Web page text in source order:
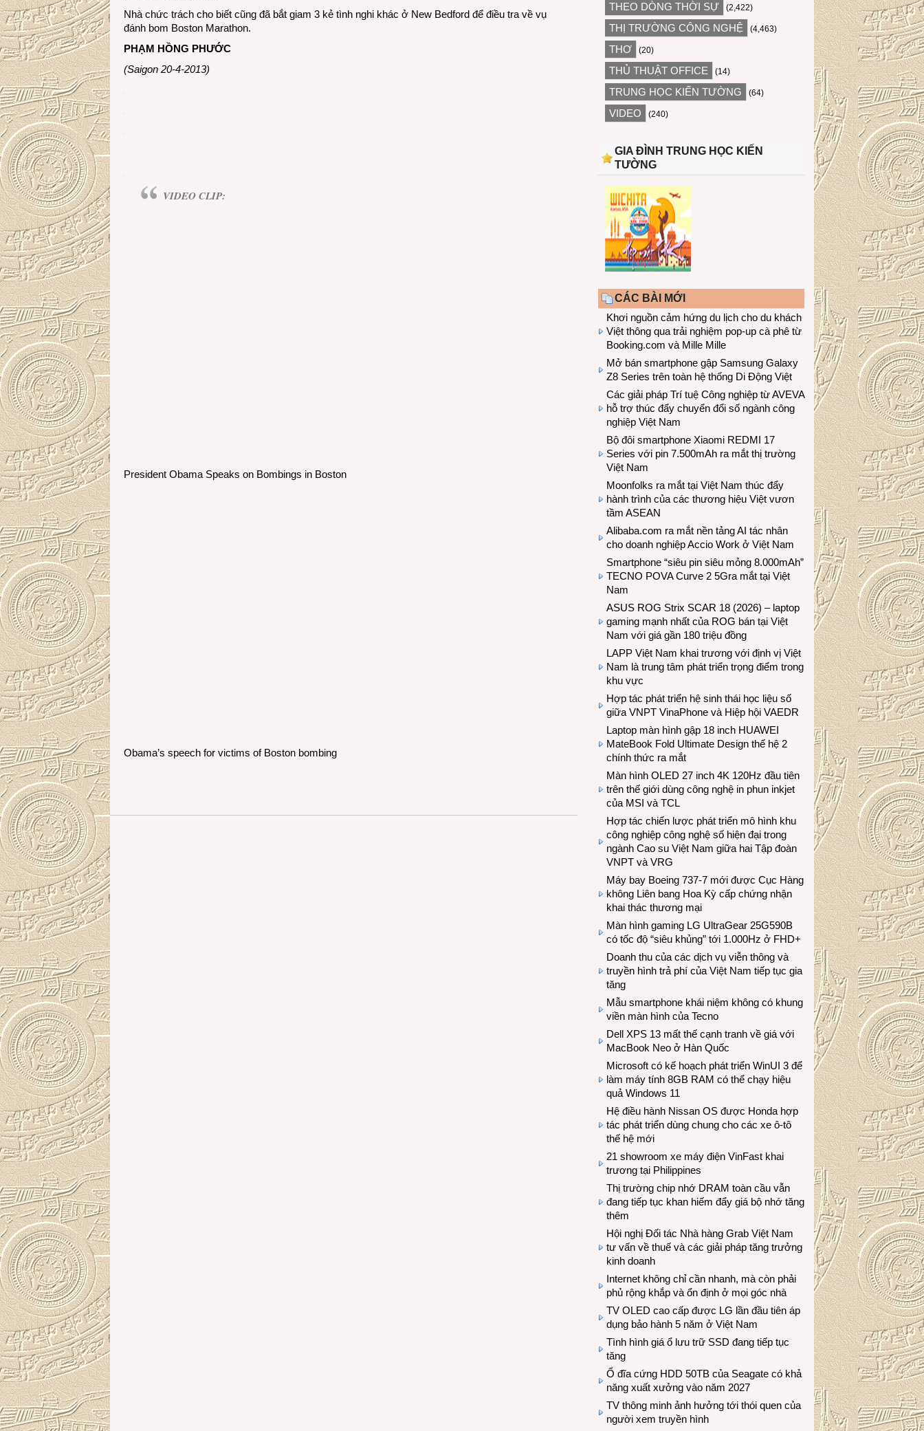
Nhà chức trách cho biết cũng đã bắt giam 3 kẻ tình nghi khác ở New Bedford để điều tra về vụ
đánh bom Boston Marathon.
PHẠM HỒNG PHƯỚC
(Saigon 20-4-2013)
VIDEO CLIP:
President Obama Speaks on Bombings in Boston
Obama’s speech for victims of Boston bombing
THEO DÒNG THỜI SỰ (2,422)
THỊ TRƯỜNG CÔNG NGHỆ (4,463)
THƠ (20)
THỦ THUẬT OFFICE (14)
TRUNG HỌC KIẾN TƯỜNG (64)
VIDEO (240)
GIA ĐÌNH TRUNG HỌC KIẾN
TƯỜNG
CÁC BÀI MỚI
Khơi nguồn cảm hứng du lịch cho du khách
Việt thông qua trải nghiệm pop-up cà phê từ
Booking.com và Mille Mille
Mở bán smartphone gập Samsung Galaxy
Z8 Series trên toàn hệ thống Di Động Việt
Các giải pháp Trí tuệ Công nghiệp từ AVEVA
hỗ trợ thúc đẩy chuyển đổi số ngành công
nghiệp Việt Nam
Bộ đôi smartphone Xiaomi REDMI 17
Series với pin 7.500mAh ra mắt thị trường
Việt Nam
Moonfolks ra mắt tại Việt Nam thúc đẩy
hành trình của các thương hiệu Việt vươn
tầm ASEAN
Alibaba.com ra mắt nền tảng AI tác nhân
cho doanh nghiệp Accio Work ở Việt Nam
Smartphone “siêu pin siêu mỏng 8.000mAh”
TECNO POVA Curve 2 5Gra mắt tại Việt
Nam
ASUS ROG Strix SCAR 18 (2026) – laptop
gaming mạnh nhất của ROG bán tại Việt
Nam với giá gần 180 triệu đồng
LAPP Việt Nam khai trương với định vị Việt
Nam là trung tâm phát triển trọng điểm trong
khu vực
Hợp tác phát triển hệ sinh thái học liệu số
giữa VNPT VinaPhone và Hiệp hội VAEDR
Laptop màn hình gập 18 inch HUAWEI
MateBook Fold Ultimate Design thế hệ 2
chính thức ra mắt
Màn hình OLED 27 inch 4K 120Hz đầu tiên
trên thế giới dùng công nghệ in phun inkjet
của MSI và TCL
Hợp tác chiến lược phát triển mô hình khu
công nghiệp công nghệ số hiện đại trong
ngành Cao su Việt Nam giữa hai Tập đoàn
VNPT và VRG
Máy bay Boeing 737-7 mới được Cục Hàng
không Liên bang Hoa Kỳ cấp chứng nhận
khai thác thương mại
Màn hình gaming LG UltraGear 25G590B
có tốc độ “siêu khủng” tới 1.000Hz ở FHD+
Doanh thu của các dịch vụ viễn thông và
truyền hình trả phí của Việt Nam tiếp tục gia
tăng
Mẫu smartphone khái niệm không có khung
viền màn hình của Tecno
Dell XPS 13 mất thế cạnh tranh về giá với
MacBook Neo ở Hàn Quốc
Microsoft có kế hoạch phát triển WinUI 3 để
làm máy tính 8GB RAM có thể chạy hiệu
quả Windows 11
Hệ điều hành Nissan OS được Honda hợp
tác phát triển dùng chung cho các xe ô-tô
thế hệ mới
21 showroom xe máy điện VinFast khai
trương tại Philippines
Thị trường chip nhớ DRAM toàn cầu vẫn
đang tiếp tục khan hiếm đẩy giá bộ nhớ tăng
thêm
Hội nghị Đối tác Nhà hàng Grab Việt Nam
tư vấn về thuế và các giải pháp tăng trưởng
kinh doanh
Internet không chỉ cần nhanh, mà còn phải
phủ rộng khắp và ổn định ở mọi góc nhà
TV OLED cao cấp được LG lần đầu tiên áp
dụng bảo hành 5 năm ở Việt Nam
Tình hình giá ổ lưu trữ SSD đang tiếp tục
tăng
Ổ đĩa cứng HDD 50TB của Seagate có khả
năng xuất xưởng vào năm 2027
TV thông minh ảnh hưởng tới thói quen của
người xem truyền hình